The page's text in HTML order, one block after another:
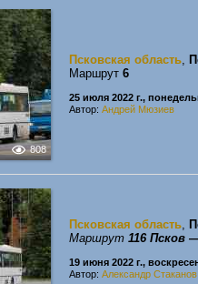
808
Псковская область,
Маршрут 6
25 июля 2022 г.,
Автор: Андрей Мюзиев
Псковская область,
Маршрут 116 Псков
19 июня 2022 г.,
Автор: Александр Стаканов